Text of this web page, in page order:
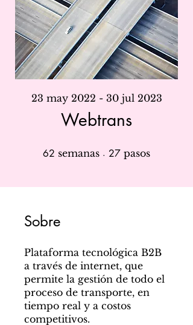
Webtrans
23 may 2022 - 30 jul 2023
62 semanas 62 semanas
27 pasos
Sobre
Plataforma tecnológica B2B
a través de internet, que
permite la gestión de todo el
proceso de transporte, en
tiempo real y a costos